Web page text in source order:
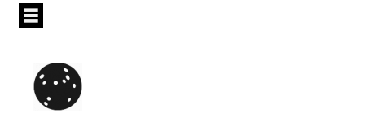
Pasar
principal